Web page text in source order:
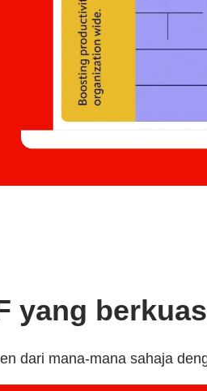
yang
dari mana-mana sahaja